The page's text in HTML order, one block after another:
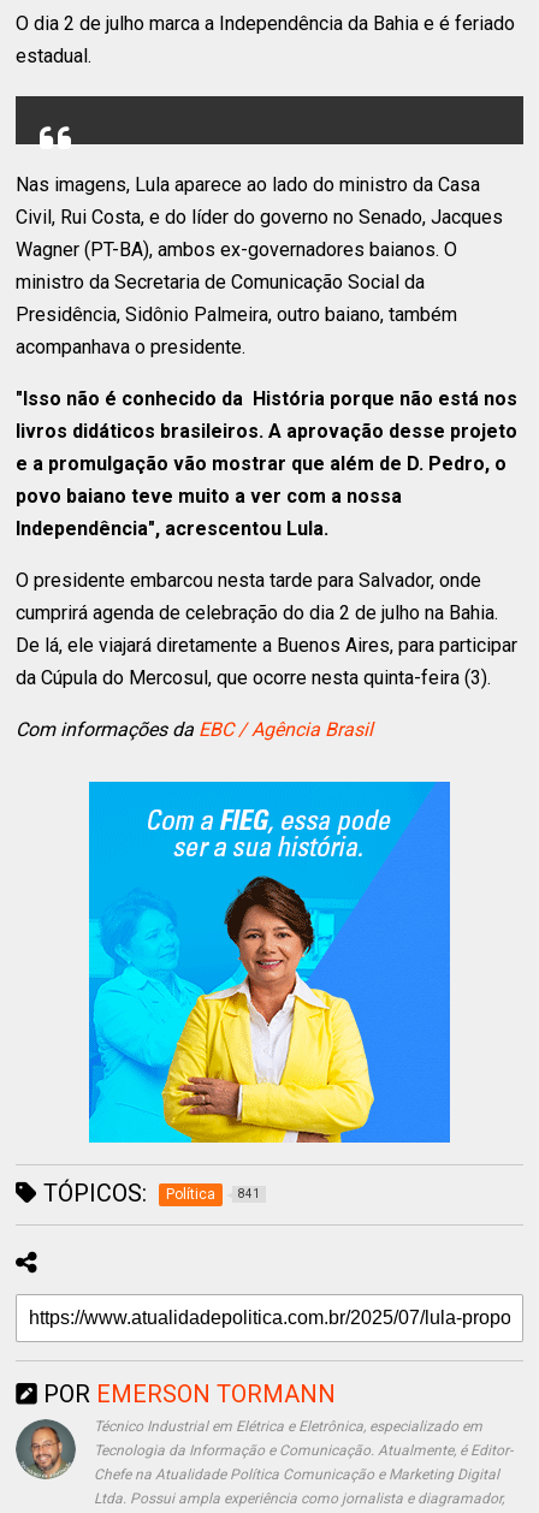
O dia 2 de julho marca a Independência da Bahia e é feriado
estadual.
Nas imagens, Lula aparece ao lado do ministro da Casa
Civil, Rui Costa, e do líder do governo no Senado, Jacques
Wagner (PT-BA), ambos ex-governadores baianos. O
ministro da Secretaria de Comunicação Social da
Presidência, Sidônio Palmeira, outro baiano, também
acompanhava o presidente.
"Isso não é conhecido da História porque não está nos
livros didáticos brasileiros. A aprovação desse projeto
e a promulgação vão mostrar que além de D. Pedro, o
povo baiano teve muito a ver com a nossa
Independência", acrescentou Lula.
O presidente embarcou nesta tarde para Salvador, onde
cumprirá agenda de celebração do dia 2 de julho na Bahia.
De lá, ele viajará diretamente a Buenos Aires, para participar
da Cúpula do Mercosul, que ocorre nesta quinta-feira (3).
Com informações da EBC / Agência Brasil
TÓPICOS: Política 841
POR EMERSON TORMANN
Técnico Industrial em Elétrica e Eletrônica, especializado em
Tecnologia da Informação e Comunicação. Atualmente, é Editor-
Chefe na Atualidade Política Comunicação e Marketing Digital
Ltda. Possui ampla experiência como jornalista e diagramador,